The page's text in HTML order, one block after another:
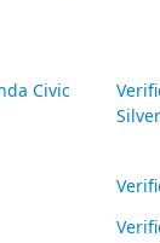
Civic